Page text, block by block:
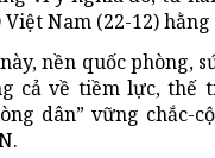
Nam (22-12)
nền quốc phòng,
cả về tiềm lực, thế
dân” vững chắc-